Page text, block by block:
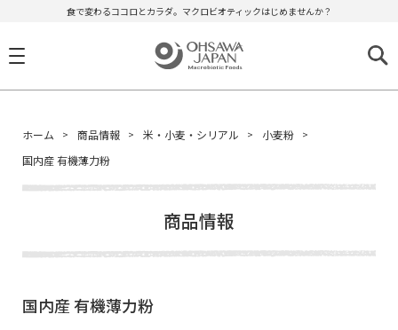
食で変わるココロとカラダ。マクロビオティックはじめませんか？
ホーム 商品情報 米・小麦・シリアル
小麦粉
国内産 有機薄力粉
商品情報
国内産 有機薄力粉